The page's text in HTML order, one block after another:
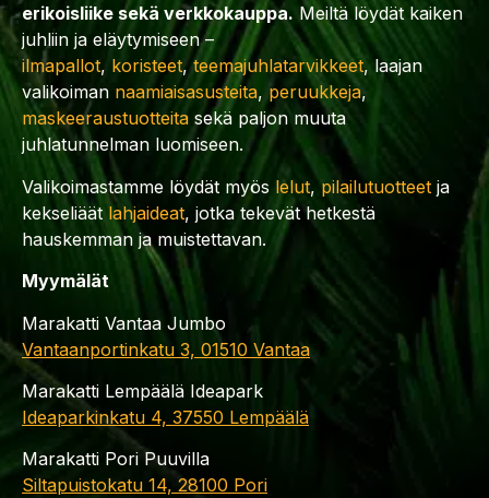
erikoisliike sekä verkkokauppa. Meiltä löydät kaiken
juhliin ja eläytymiseen –
ilmapallot, koristeet,teemajuhlatarvikkeet, laajan
valikoiman naamiaisasusteita, peruukkeja,
maskeeraustuotteita sekä paljon muuta
juhlatunnelman luomiseen.
Valikoimastamme löydät myös lelut,pilailutuotteet ja
kekseliäät lahjaideat, jotka tekevät hetkestä
hauskemman ja muistettavan.
Myymälät
Marakatti Vantaa Jumbo
Vantaanportinkatu 3, 01510 Vantaa
Marakatti Lempäälä Ideapark
Ideaparkinkatu 4, 37550 Lempäälä
Marakatti Pori Puuvilla
Siltapuistokatu 14, 28100 Pori